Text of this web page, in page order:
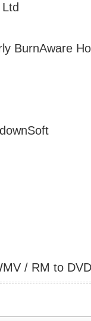
BurnAware
/ RM to DVD